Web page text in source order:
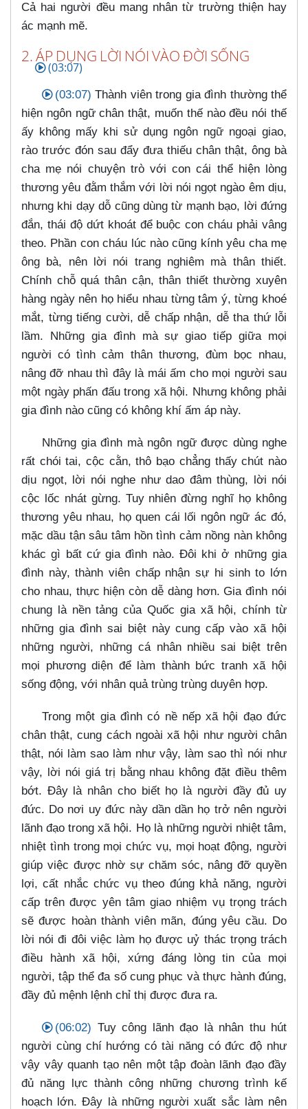
Cả hai người đều mang nhân từ trường thiện hay
ác mạnh mẽ.
2. ÁP DỤNG LỜI NÓI VÀO ĐỜI SỐNG
(03:07)
(03:07) Thành viên trong gia đình thường thể
hiện ngôn ngữ chân thật, muốn thế nào đều nói thế
ấy không mấy khi sử dụng ngôn ngữ ngoại giao,
rào trước đón sau đẩy đưa thiếu chân thật, ông bà
cha mẹ nói chuyện trò với con cái thể hiện lòng
thương yêu đằm thắm với lời nói ngọt ngào êm dịu,
nhưng khi dạy dỗ cũng dùng từ mạnh bạo, lời đứng
đắn, thái độ dứt khoát để buộc con cháu phải vâng
theo. Phần con cháu lúc nào cũng kính yêu cha mẹ
ông bà, nên lời nói trang nghiêm mà thân thiết.
Chính chỗ quá thân cận, thân thiết thường xuyên
hàng ngày nên họ hiểu nhau từng tâm ý, từng khoé
mắt, từng tiếng cười, dễ chấp nhận, dễ tha thứ lỗi
lầm. Những gia đình mà sự giao tiếp giữa mọi
người có tình cảm thân thương, đùm bọc nhau,
nâng đỡ nhau thì đây là mái ấm cho mọi người sau
một ngày phấn đấu trong xã hội. Nhưng không phải
gia đình nào cũng có không khí ấm áp này.
Những gia đình mà ngôn ngữ được dùng nghe
rất chói tai, cộc cằn, thô bạo chẳng thấy chút nào
dịu ngọt, lời nói nghe như dao đâm thùng, lời nói
cộc lốc nhát gừng. Tuy nhiên đừng nghĩ họ không
thương yêu nhau, họ quen cái lối ngôn ngữ ác đó,
mặc dầu tận sâu tâm hồn tình cảm nồng nàn không
khác gì bất cứ gia đình nào. Đôi khi ở những gia
đình này, thành viên chấp nhận sự hi sinh to lớn
cho nhau, thực hiện còn dễ dàng hơn. Gia đình nói
chung là nền tảng của Quốc gia xã hội, chính từ
những gia đình sai biệt này cung cấp vào xã hội
những người, những cá nhân nhiều sai biệt trên
mọi phương diện để làm thành bức tranh xã hội
sống động, với nhân quả trùng trùng duyên hợp.
Trong một gia đình có nề nếp xã hội đạo đức
chân thật, cung cách ngoài xã hội như người chân
thật, nói làm sao làm như vậy, làm sao thì nói như
vậy, lời nói giá trị bằng nhau không đặt điều thêm
bớt. Đây là nhân cho biết họ là người đầy đủ uy
đức. Do nơi uy đức này dần dần họ trở nên người
lãnh đạo trong xã hội. Họ là những người nhiệt tâm,
nhiệt tình trong mọi chức vụ, mọi hoạt động, người
giúp việc được nhờ sự chăm sóc, nâng đỡ quyền
lợi, cất nhắc chức vụ theo đúng khả năng, người
cấp trên được yên tâm giao nhiệm vụ trọng trách
sẽ được hoàn thành viên mãn, đúng yêu cầu. Do
lời nói đi đôi việc làm họ được uỷ thác trọng trách
điều hành xã hội, xứng đáng lòng tin của mọi
người, tập thể đa số cung phục và thực hành đúng,
đầy đủ mệnh lệnh chỉ thị được đưa ra.
(06:02) Tuy công lãnh đạo là nhân thu hút
người cùng chí hướng có tài năng có đức độ như
vậy vây quanh tạo nên một tập đoàn lãnh đạo đầy
đủ năng lực thành công những chương trình kế
hoạch lớn. Đây là những người xuất sắc làm nên